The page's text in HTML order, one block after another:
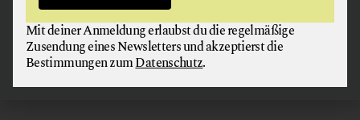
Mit deiner Anmeldung erlaubst du die regelmäßige
Zusendung eines Newsletters und akzeptierst die
Bestimmungen zumDatenschutz.